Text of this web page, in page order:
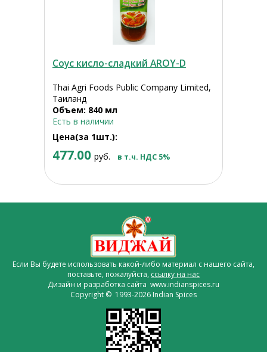
Соус кисло-сладкий AROY-D
Thai Agri Foods Public Company Limited,
Таиланд
Объем: 840 мл
Есть в наличии
Цена(за 1шт.):
477.00 руб. в т.ч. НДС 5%
Если Вы будете использовать какой-либо материал с нашего сайта,
поставьте, пожалуйста, ссылку на нас
Дизайн и разработка сайта www.indianspices.ru
Copyright © 1993-2026 Indian Spices